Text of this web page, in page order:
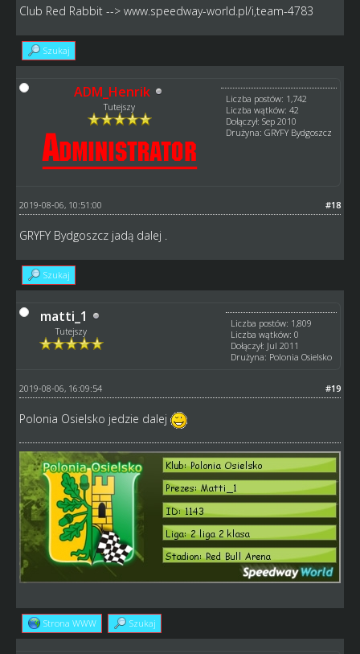
Club Red Rabbit --> www.speedway-world.pl/i,team-4783
Szukaj
ADM_Henrik
Tutejszy
Liczba postów: 1,742
Liczba wątków: 42
Dołączył: Sep 2010
Drużyna: GRYFY Bydgoszcz
#18
2019-08-06, 10:51:00
GRYFY Bydgoszcz jadą dalej .
Szukaj
matti_1
Tutejszy
Liczba postów: 1,809
Liczba wątków: 0
Dołączył: Jul 2011
Drużyna: Polonia Osielsko
#19
2019-08-06, 16:09:54
Polonia Osielsko jedzie dalej
Strona WWW Szukaj